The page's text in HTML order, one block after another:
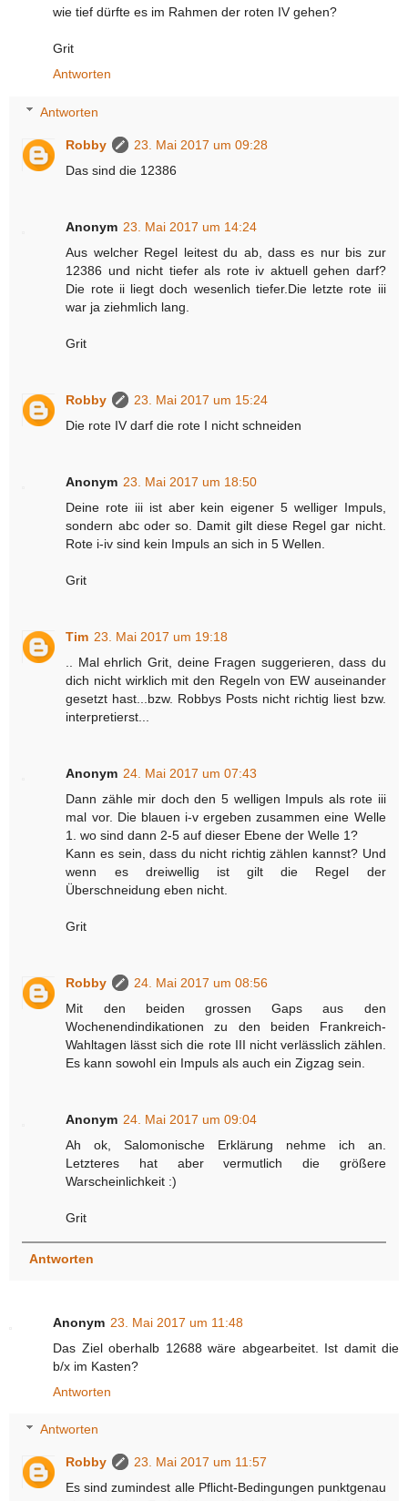
wie tief dürfte es im Rahmen der roten IV gehen?
Grit
Antworten
Antworten
Robby
23. Mai 2017 um 09:28
Das sind die 12386
Anonym 23. Mai 2017 um 14:24
Aus welcher Regel leitest du ab, dass es nur bis zur
12386 und nicht tiefer als rote iv aktuell gehen darf?
Die rote ii liegt doch wesenlich tiefer.Die letzte rote iii
war ja ziehmlich lang.
Grit
Robby
23. Mai 2017 um 15:24
Die rote IV darf die rote I nicht schneiden
Anonym 23. Mai 2017 um 18:50
Deine rote iii ist aber kein eigener 5 welliger Impuls,
sondern abc oder so. Damit gilt diese Regel gar nicht.
Rote i-iv sind kein Impuls an sich in 5 Wellen.
Grit
Tim 23. Mai 2017 um 19:18
.. Mal ehrlich Grit, deine Fragen suggerieren, dass du
dich nicht wirklich mit den Regeln von EW auseinander
gesetzt hast...bzw. Robbys Posts nicht richtig liest bzw.
interpretierst...
Anonym 24. Mai 2017 um 07:43
Dann zähle mir doch den 5 welligen Impuls als rote iii
mal vor. Die blauen i-v ergeben zusammen eine Welle
1. wo sind dann 2-5 auf dieser Ebene der Welle 1?
Kann es sein, dass du nicht richtig zählen kannst? Und
wenn es dreiwellig ist gilt die Regel der
Überschneidung eben nicht.
Grit
Robby
24. Mai 2017 um 08:56
Mit den beiden grossen Gaps aus den
Wochenendindikationen zu den beiden Frankreich-
Wahltagen lässt sich die rote III nicht verlässlich zählen.
Es kann sowohl ein Impuls als auch ein Zigzag sein.
Anonym 24. Mai 2017 um 09:04
Ah ok, Salomonische Erklärung nehme ich an.
Letzteres hat aber vermutlich die größere
Warscheinlichkeit :)
Grit
Antworten
Anonym 23. Mai 2017 um 11:48
Das Ziel oberhalb 12688 wäre abgearbeitet. Ist damit die
b/x im Kasten?
Antworten
Antworten
Robby
23. Mai 2017 um 11:57
Es sind zumindest alle Pflicht-Bedingungen punktgenau